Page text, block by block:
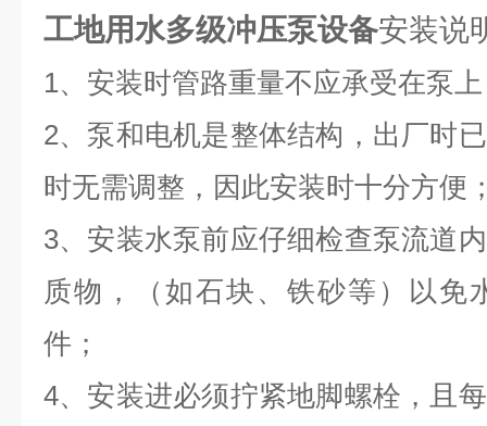
工地用水多级冲压泵设备安装说
1、安装时管路重量不应承受在泵
2、泵和电机是整体结构，出厂时
时无需调整，因此安装时十分方便
3、安装水泵前应仔细检查泵流道
质物，（如石块、铁砂等）以免
件；
4、安装进必须拧紧地脚螺栓，且